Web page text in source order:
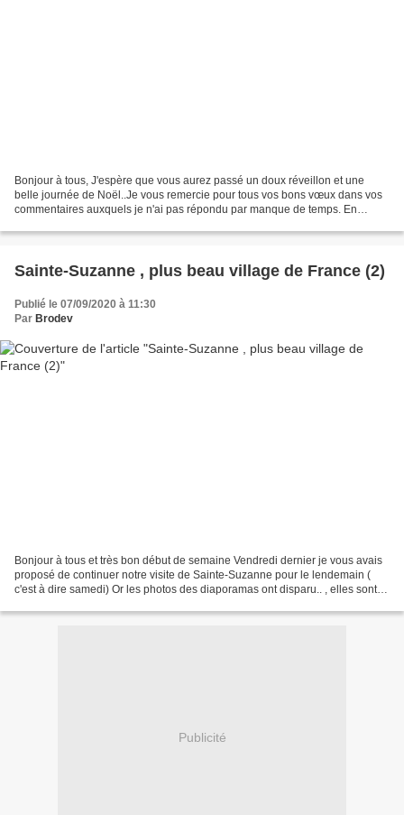
Bonjour à tous, J'espère que vous aurez passé un doux réveillon et une
belle journée de Noël..Je vous remercie pour tous vos bons vœux dans vos
commentaires auxquels je n'ai pas répondu par manque de temps. En
Sainte-Suzanne , plus beau village de France (2)
Publié le 07/09/2020 à 11:30
Par Brodev
Bonjour à tous et très bon début de semaine Vendredi dernier je vous avais
proposé de continuer notre visite de Sainte-Suzanne pour le lendemain (
c'est à dire samedi) Or les photos des diaporamas ont disparu.. , elles sont
Publicité